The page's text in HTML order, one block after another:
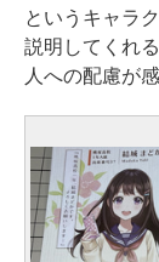
というキャラ
説明してくれ
人への配慮が